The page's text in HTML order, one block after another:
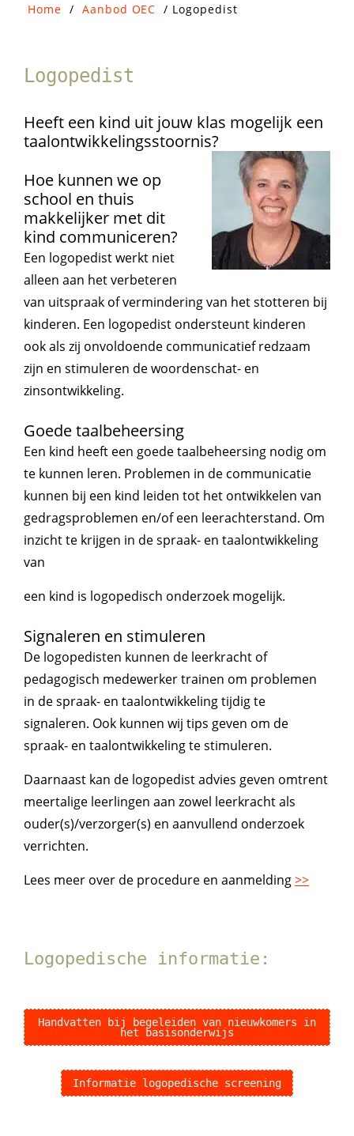
Home / Aanbod OEC / Logopedist
Logopedist
Heeft een kind uit jouw klas mogelijk een
taalontwikkelingsstoornis?
Hoe kunnen we op
school en thuis
makkelijker met dit
kind communiceren?
Een logopedist werkt niet
alleen aan het verbeteren
van uitspraak of vermindering van het stotteren bij
kinderen. Een logopedist ondersteunt kinderen
ook als zij onvoldoende communicatief redzaam
zijn en stimuleren de woordenschat- en
zinsontwikkeling.
Goede taalbeheersing
Een kind heeft een goede taalbeheersing nodig om
te kunnen leren. Problemen in de communicatie
kunnen bij een kind leiden tot het ontwikkelen van
gedragsproblemen en/of een leerachterstand. Om
inzicht te krijgen in de spraak- en taalontwikkeling
van
een kind is logopedisch onderzoek mogelijk.
Signaleren en stimuleren
De logopedisten kunnen de leerkracht of
pedagogisch medewerker trainen om problemen
in de spraak- en taalontwikkeling tijdig te
signaleren. Ook kunnen wij tips geven om de
spraak- en taalontwikkeling te stimuleren.
Daarnaast kan de logopedist advies geven omtrent
meertalige leerlingen aan zowel leerkracht als
ouder(s)/verzorger(s) en aanvullend onderzoek
verrichten.
Lees meer over de procedure en aanmelding>>
Logopedische informatie:
Handvatten bij begeleiden van nieuwkomers in
het basisonderwijs
Informatie logopedische screening